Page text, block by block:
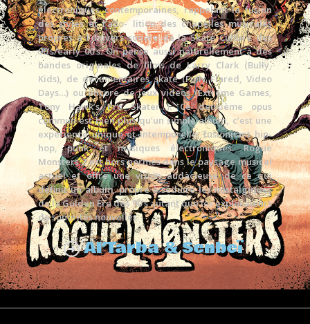
électroniques contemporaines, rappelant la fusion
des styles et l’abo- lition des chapelles musicales
propres à l’univers sonore de la Skate Culture des
90’s/early 00’s. On pense aussi naturellement à des
bandes originales de films de Larry Clark (Bully,
Kids), de documentaires skate (Fully Flared, Video
Days…) ou encore de jeux videos (Extreme Games,
Tony Hawk’s Pro Skater…). Ce deuxième opus
commun est bien plus qu’un simple album, c’est une
expérience unique et intemporelle, fusionnant hip-
hop, punk et musiques électroniques. Rogue
Monsters 2 est hors normes dans le paysage musical
actuel et offre une vision audacieuse de ce qui
définit un album, propre à séduire les nostalgiques
de la Golden Era des 90’s autant que les explorateurs
de sonorités nouvelles.
Al’Tarba & Senbeï